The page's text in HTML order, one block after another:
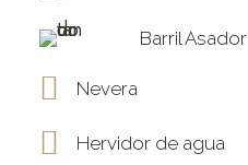
Barril Asador
Nevera
Hervidor de agua